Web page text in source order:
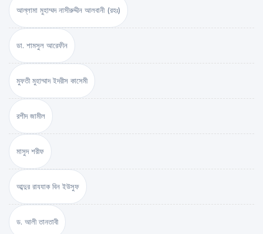
আল্লামা মুহাম্মদ নাসীরুদ্দীন আলবানী (রহঃ)
ডা. শামসুল আরেফীন
মুফতী মুহাম্মাদ ইদরীস কাসেমী
রশীদ জামীল
মাসুদ শরীফ
আব্দুর রাযযাক বিন ইউসুফ
ড. আলী তানতাবী